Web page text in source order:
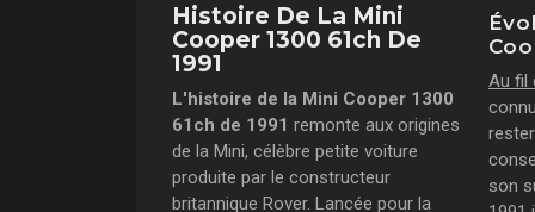
Histoire De La Mini
Cooper 1300 61ch De
1991
L'histoire de la Mini Cooper 1300
61ch de 1991 remonte aux origines
de la Mini, célèbre petite voiture
produite par le constructeur
britannique Rover. Lancée pour la
Au fil
son